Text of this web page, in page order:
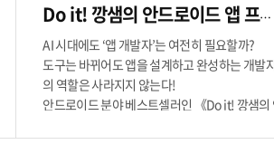
Do it! 깡샘의 안드로이드 앱 프로그래밍 with 코틀린 ─ 개정 5판
AI 시대에도 ‘앱 개발자’는 여전히 필요할까?
도구는 바뀌어도 앱을 설계하고 완성하는 개발
의 역할은 사라지지 않는다!
안드로이드 분야 베스트셀러인 《Do it! 깡샘의
발 환경을 반영해 개정 5판으로 돌아왔다! 바이